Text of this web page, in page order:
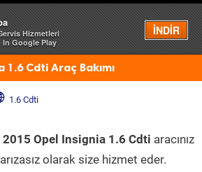
Hizmetleri
In Google Play
İNDİR
Menü
1.6 Cdti Araç Bakımı
1.6 Cdti
2015 Opel Insignia 1.6 Cdti aracınız
olarak size hizmet eder.